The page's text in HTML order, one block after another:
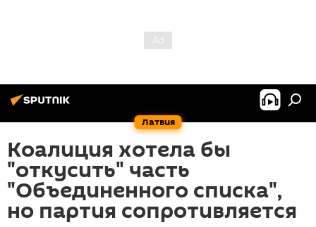
Латвия
Коалиция хотела бы
"откусить" часть
"Объединенного списка",
но партия сопротивляется